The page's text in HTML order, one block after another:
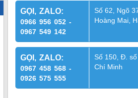
GỌI, ZALO:
0966 956 052 -
0967 549 142
Số 62, Ngõ
Hoàng Mai,
GỌI, ZALO:
0967 458 568 -
0926 575 555
Số 150, Đ.
Chí Minh